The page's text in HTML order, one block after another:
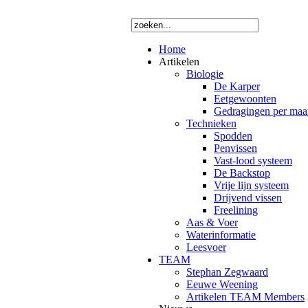
Home
Artikelen
Biologie
De Karper
Eetgewoonten
Gedragingen per
Technieken
Spodden
Penvissen
Vast-lood systeem
De Backstop
Vrije lijn systeem
Drijvend vissen
Freelining
Aas & Voer
Waterinformatie
Leesvoer
TEAM
Stephan Zegwaard
Eeuwe Weening
Artikelen TEAM Members